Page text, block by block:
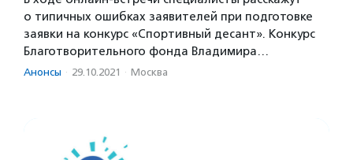
о типичных ошибках заявителей при подготовке
заявки на конкурс «Спортивный десант». Конкурс
Благотворительного фонда Владимира…
Анонсы · 29.10.2021 · Москва